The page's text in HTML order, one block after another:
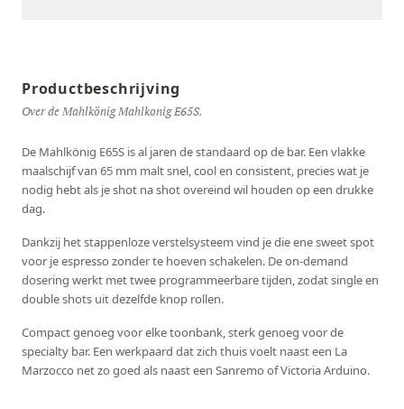
Productbeschrijving
Over de Mahlkönig Mahlkonig E65S.
De Mahlkönig E65S is al jaren de standaard op de bar. Een vlakke
maalschijf van 65 mm malt snel, cool en consistent, precies wat je
nodig hebt als je shot na shot overeind wil houden op een drukke
dag.
Dankzij het stappenloze verstelsysteem vind je die ene sweet spot
voor je espresso zonder te hoeven schakelen. De on-demand
dosering werkt met twee programmeerbare tijden, zodat single en
double shots uit dezelfde knop rollen.
Compact genoeg voor elke toonbank, sterk genoeg voor de
specialty bar. Een werkpaard dat zich thuis voelt naast een La
Marzocco net zo goed als naast een Sanremo of Victoria Arduino.